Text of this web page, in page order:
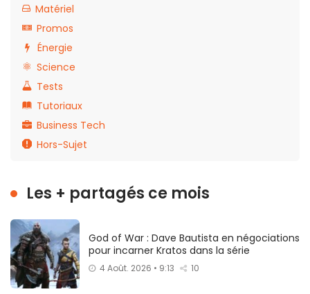
Matériel
Promos
Énergie
Science
Tests
Tutoriaux
Business Tech
Hors-Sujet
Les + partagés ce mois
God of War : Dave Bautista en négociations
pour incarner Kratos dans la série
4 Août. 2026 • 9:13 10